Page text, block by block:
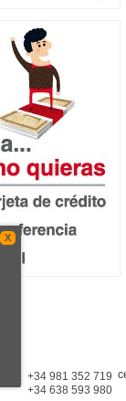
+34 981 352 719
+34 638 593 980
X